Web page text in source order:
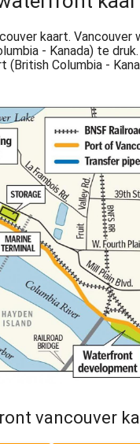
kaart. Vancouver
- Kanada) te
(British Columbia -
vancouver